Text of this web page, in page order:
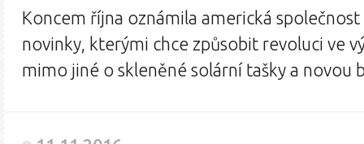
Koncem října oznámila americká
novinky, kterými chce způsobit revoluci ve
mimo jiné o skleněné solární tašky a